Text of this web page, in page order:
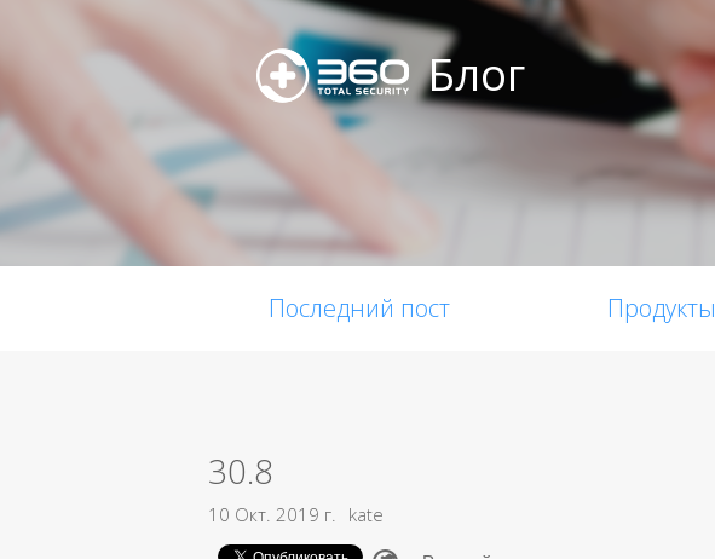
Блог
Последний пост Продукты
30.8
10 Окт. 2019 г. kate